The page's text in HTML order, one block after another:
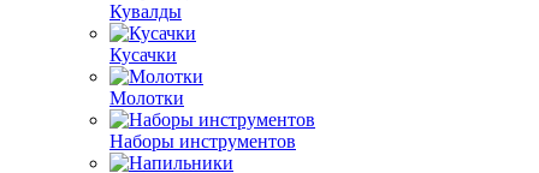
Кувалды
Кусачки
Молотки
Наборы инструментов